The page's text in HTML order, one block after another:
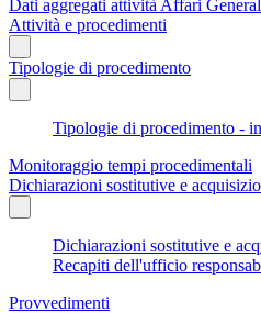
Dati aggregati attività Affari
Attività e procedimenti
Tipologie di procedimento
Tipologie di procedimento -
Monitoraggio tempi procedimentali
Dichiarazioni sostitutive e
Dichiarazioni sostitutive e
Recapiti dell'ufficio
Provvedimenti